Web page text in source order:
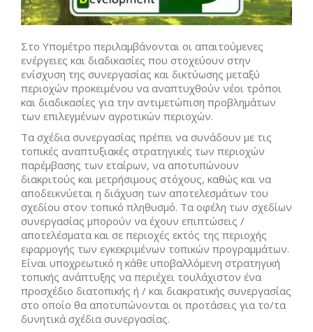
Στο Υπομέτρο περιλαμβάνονται οι απαιτούμενες
ενέργειες και διαδικασίες που στοχεύουν στην
ενίσχυση της συνεργασίας και δικτύωσης μεταξύ
περιοχών προκειμένου να αναπτυχθούν νέοι τρόποι
και διαδικασίες για την αντιμετώπιση προβλημάτων
των επιλεγμένων αγροτικών περιοχών.
Τα σχέδια συνεργασίας πρέπει να συνάδουν με τις
τοπικές αναπτυξιακές στρατηγικές των περιοχών
παρέμβασης των εταίρων, να αποτυπώνουν
διακριτούς και μετρήσιμους στόχους, καθώς και να
αποδεικνύεται η διάχυση των αποτελεσμάτων του
σχεδίου στον τοπικό πληθυσμό. Τα οφέλη των σχεδίων
συνεργασίας μπορούν να έχουν επιπτώσεις /
αποτελέσματα και σε περιοχές εκτός της περιοχής
εφαρμογής των εγκεκριμένων τοπικών προγραμμάτων.
Είναι υποχρεωτικό η κάθε υποβαλλόμενη στρατηγική
τοπικής ανάπτυξης να περιέχει τουλάχιστον ένα
προσχέδιο διατοπικής ή / και διακρατικής συνεργασίας
στο οποίο θα αποτυπώνονται οι προτάσεις για το/τα
δυνητικά σχέδια συνεργασίας.